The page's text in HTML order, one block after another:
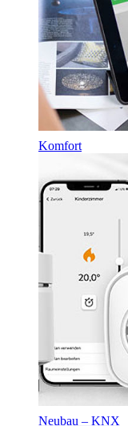
Komfort
Neubau – KNX